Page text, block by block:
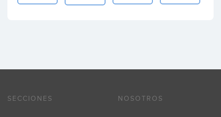
SECCIONES NOSOTROS